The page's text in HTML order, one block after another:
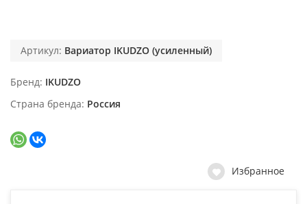
Артикул: Вариатор IKUDZO (усиленный)
Бренд IKUDZO
Страна бренда Россия
Избранное